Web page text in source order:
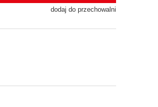
dodaj do przechowalni